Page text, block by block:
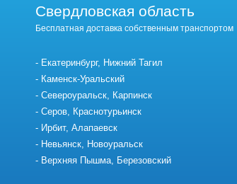
Свердловская область
Бесплатная доставка собственным транспортом
Екатеринбург, Нижний Тагил
Каменск-Уральский
Североуральск, Карпинск
Серов, Краснотурьинск
Ирбит, Алапаевск
Невьянск, Новоуральск
Верхняя Пышма, Березовский